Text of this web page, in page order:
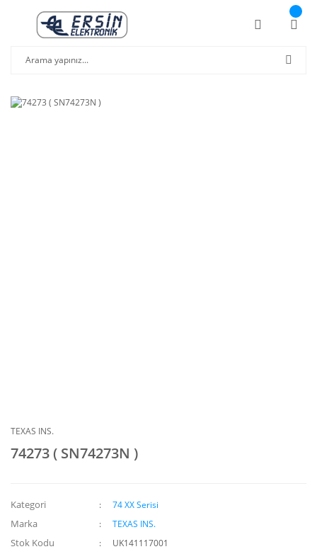
TEXAS INS.
74273 ( SN74273N )
Kategori 74 XX Serisi
Marka TEXAS INS.
Stok Kodu UK141117001